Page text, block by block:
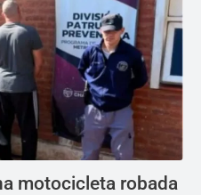
motocicleta robada